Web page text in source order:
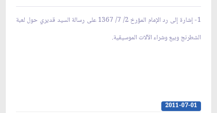
1-
إشارة إلى رد الإمام المؤرخ 2/ 7/ 1367 على رسالة السيد قديري حول لعبة
الشطرنج وبيع وشراء الآلات الموسيقية.
2011-07-01